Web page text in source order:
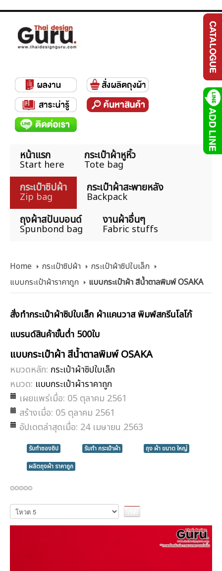
หน้าแรก
Start here
กระเป๋าผ้าหูหิ้ว
Tote bag
กระเป๋าซิปผ้า
Zip bag
กระเป๋าผ้าสะพายหลัง
Backpack
ถุงผ้าสปันบอนด์
Spunbond bag
งานผ้าอื่นๆ
Fabric stuffs
Home กระเป๋าซิปผ้า
กระเป๋าผ้าซิปใบเล็ก
แบบกระเป๋าผ้าราคาถูก
แบบกระเป๋าผ้า สีน้ำตาลพิมพ์ OSAKA
สั่งทำกระเป๋าผ้าซิปใบเล็ก ผ้าแคนวาส พิมพ์สกรีนโลโก้
แบรนด์สินค้าขั้นต่ำ 500ใบ
แบบกระเป๋าผ้า สีน้ำตาลพิมพ์ OSAKA
หมวดหลัก: กระเป๋าผ้าซิปใบเล็ก
หมวด: แบบกระเป๋าผ้าราคาถูก
เผยแพร่เมื่อ: 05 ตุลาคม 2561
สร้างเมื่อ: 05 ตุลาคม 2561
อัปเดตล่าสุดเมื่อ: 24 เมษายน 2563
รับทำซองซิป รับทำ กระเป๋าผ้า
ถุง ผ้า ขนาด ใหญ่
ผลิตถุงผ้า ราคาถูก
กรุณา
ให้
คะแนน